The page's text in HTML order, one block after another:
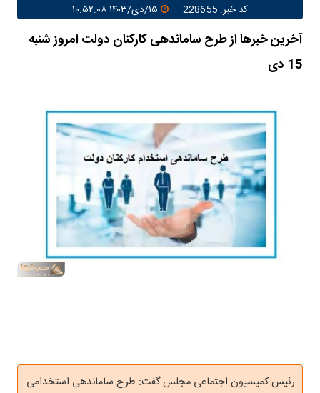
کد خبر: 228655
آخرین خبرها از طرح ساماندهی کارکنان دولت امروز شنبه
15 دی
رئیس کمیسیون اجتماعی مجلس گفت: طرح ساماندهی استخدامی